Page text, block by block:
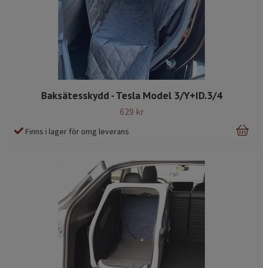
Baksätesskydd - Tesla Model 3/Y+ID.3/4
629 kr
Finns i lager för omg leverans